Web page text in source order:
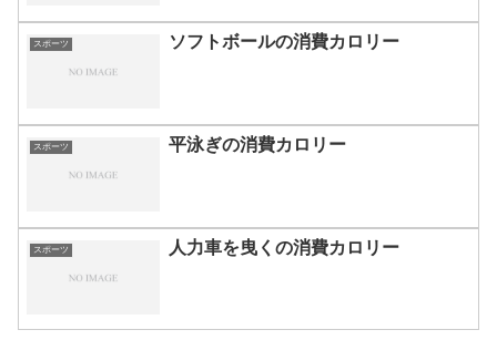
スポーツ ソフトボールの消費カロリー
スポーツ 平泳ぎの消費カロリー
スポーツ 人力車を曳くの消費カロリー